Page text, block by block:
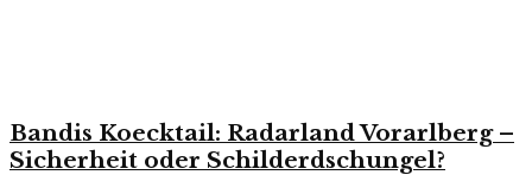
Bandis Koecktail: Radarland Vorarlberg –
Sicherheit oder Schilderdschungel?